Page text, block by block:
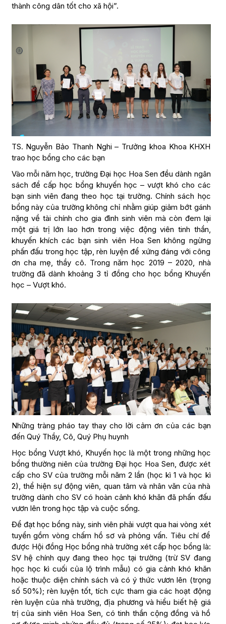
thành công dân tốt cho xã hội”.
TS. Nguyễn Bảo Thanh Nghi – Trưởng khoa Khoa KHXH
trao học bổng cho các bạn
Vào mỗi năm học, trường Đại học Hoa Sen đều dành ngân
sách để cấp học bổng khuyến học – vượt khó cho các
bạn sinh viên đang theo học tại trường. Chính sách học
bổng này của trường không chỉ nhằm giúp giảm bớt gánh
nặng về tài chính cho gia đình sinh viên mà còn đem lại
một giá trị lớn lao hơn trong việc động viên tinh thần,
khuyến khích các bạn sinh viên Hoa Sen không ngừng
phấn đấu trong học tập, rèn luyện để xứng đáng với công
ơn cha mẹ, thầy cô. Trong năm học 2019 – 2020, nhà
trường đã dành khoảng 3 tỉ đồng cho học bổng Khuyến
học – Vượt khó.
Những tràng pháo tay thay cho lời cảm ơn của các bạn
đến Quý Thầy, Cô, Quý Phụ huynh
Học bổng Vượt khó, Khuyến học là một trong những học
bổng thường niên của trường Đại học Hoa Sen, được xét
cấp cho SV của trường mỗi năm 2 lần (học kì 1 và học kì
2), thể hiện sự động viên, quan tâm và nhân văn của nhà
trường dành cho SV có hoàn cảnh khó khăn đã phấn đấu
vươn lên trong học tập và cuộc sống.
Để đạt học bổng này, sinh viên phải vượt qua hai vòng xét
tuyển gồm vòng chấm hồ sơ và phỏng vấn. Tiêu chí để
được Hội đồng Học bổng nhà trường xét cấp học bổng là:
SV hệ chính quy đang theo học tại trường (trừ SV đang
học học kì cuối của lộ trình mẫu) có gia cảnh khó khăn
hoặc thuộc diện chính sách và có ý thức vươn lên (trọng
số 50%); rèn luyện tốt, tích cực tham gia các hoạt động
rèn luyện của nhà trường, địa phương và hiểu biết hệ giá
trị của sinh viên Hoa Sen, có tinh thần cộng đồng và hồ